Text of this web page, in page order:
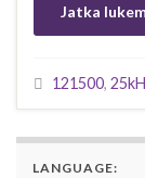
Jatka
121500,
LANGUAGE: